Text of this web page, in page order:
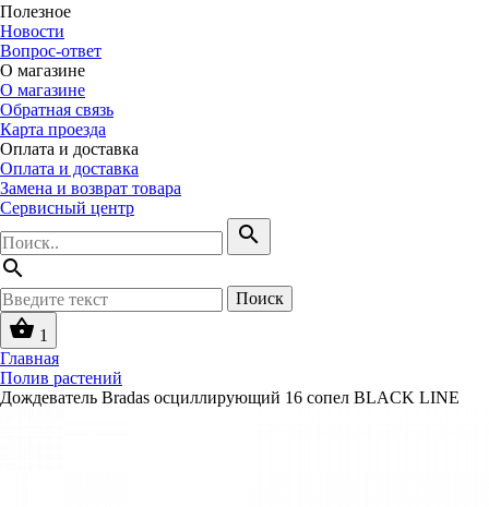
Полезное
Новости
Вопрос-ответ
О магазине
О магазине
Обратная связь
Карта проезда
Оплата и доставка
Оплата и доставка
Замена и возврат товара
Сервисный центр
search
search
Поиск
shopping_basket 1
Главная
Полив растений
Дождеватель Bradas осциллирующий 16 сопел BLACK LINE